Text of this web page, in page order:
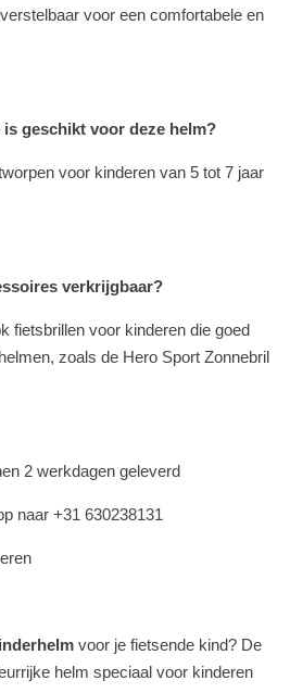
voor een comfortabele en
geschikt voor deze helm?
voor kinderen van 5 tot 7 jaar
verkrijgbaar?
fietsbrillen voor kinderen die goed
zoals de Hero Sport Zonnebril
2 werkdagen geleverd
naar +31 630238131
voor je fietsende kind? De
helm speciaal voor kinderen